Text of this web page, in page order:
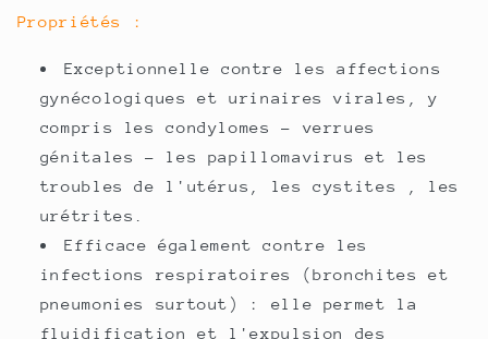
Propriétés :
Exceptionnelle contre les affections
gynécologiques et urinaires virales, y
compris les condylomes - verrues
génitales - les papillomavirus et les
troubles de l'utérus, les cystites , les
urétrites.
Efficace également contre les
infections respiratoires (bronchites et
pneumonies surtout) : elle permet la
fluidification et l'expulsion des